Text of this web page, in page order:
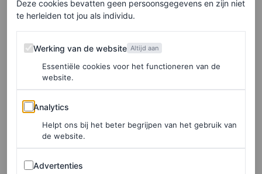
werkt samen met Alan Menken, de componist van de
leven in te blazen.
Eerste officiële trailer
Na een allereerste teaser van Halle’s engelachtige Ariel
diePart Of Your Worldzingt (een fragment dat zorgde
voor ontroerende reacties
Deze cookies bevatten geen persoonsgegevens en zijn niet
te herleiden tot jou als individu.
Werking van de website
Werking van de website Altijd aan
Essentiële cookies voor het functioneren van de
website.
Analytics
Analytics
Helpt ons bij het beter begrijpen van het gebruik van
de website.
Advertenties
Advertenties